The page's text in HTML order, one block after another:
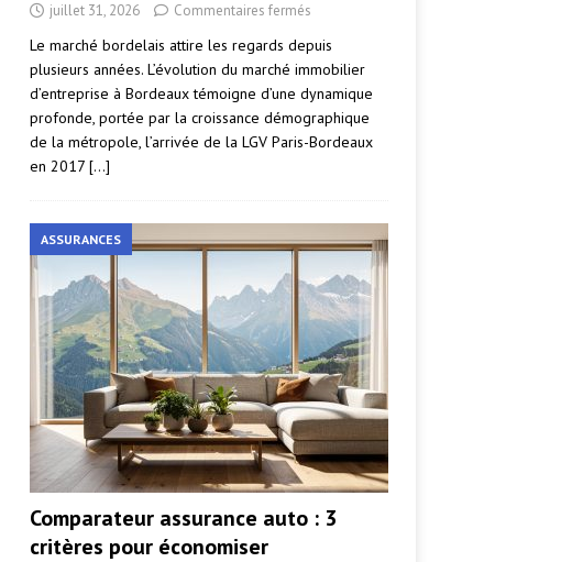
juillet 31, 2026 Commentaires fermés
Le marché bordelais attire les regards depuis
plusieurs années. L’évolution du marché immobilier
d’entreprise à Bordeaux témoigne d’une dynamique
profonde, portée par la croissance démographique
de la métropole, l’arrivée de la LGV Paris-Bordeaux
en 2017 […]
ASSURANCES
Comparateur assurance auto : 3
critères pour économiser